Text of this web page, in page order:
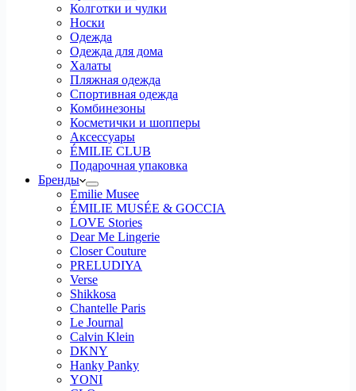
Колготки и чулки
Носки
Одежда
Одежда для дома
Халаты
Пляжная одежда
Спортивная одежда
Комбинезоны
Косметички и шопперы
Аксессуары
ÉMILIE CLUB
Подарочная упаковка
Бренды
Emilie Musee
ÉMILIE MUSÉE & GOCCIA
LOVE Stories
Dear Me Lingerie
Closer Couture
PRELUDIYA
Verse
Shikkosa
Chantelle Paris
Le Journal
Calvin Klein
DKNY
Hanky Panky
YONI